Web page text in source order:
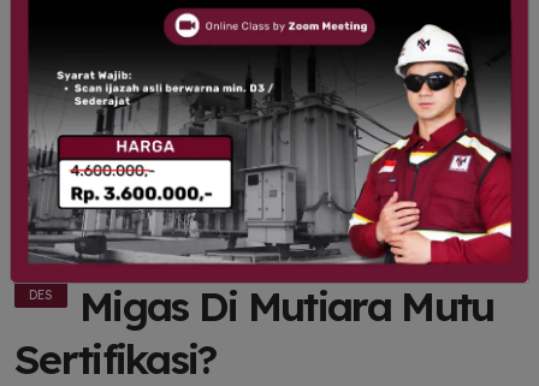
05
DES
Apa itu Pembinaan K3
Migas Di Mutiara Mutu
Sertifikasi?